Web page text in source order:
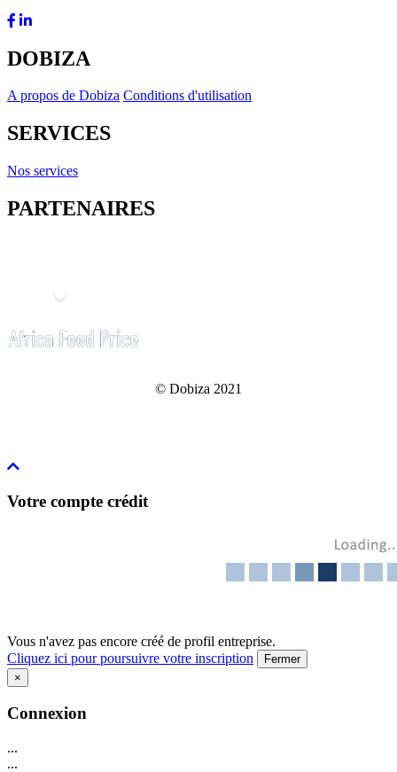
DOBIZA
A propos de Dobiza Conditions d'utilisation
SERVICES
Nos services
PARTENAIRES
© Dobiza 2021
Votre compte crédit
Vous n'avez pas encore créé de profil entreprise.
Cliquez ici pour poursuivre votre inscription
Fermer
×
Connexion
...
...